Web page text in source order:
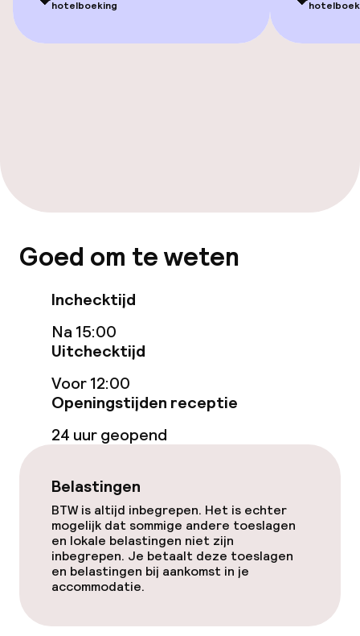
Overal rolstoeltoegankelijk
Lift
Turks stoombad (hamam)
Spacentrum
Fitnessruimte / gym
Entertainment
Gratis wifi
Zonneterras
Eet- en drinkgelegenheden
Restaurant
hotelboeking
Goed om te weten
Inchecktijd
Na 15:00
Uitchecktijd
Voor 12:00
Openingstijden receptie
24 uur geopend
Belastingen
BTW is altijd inbegrepen. Het is echter
mogelijk dat sommige andere toeslagen
en lokale belastingen niet zijn
inbegrepen. Je betaalt deze toeslagen
en belastingen bij aankomst in je
accommodatie.